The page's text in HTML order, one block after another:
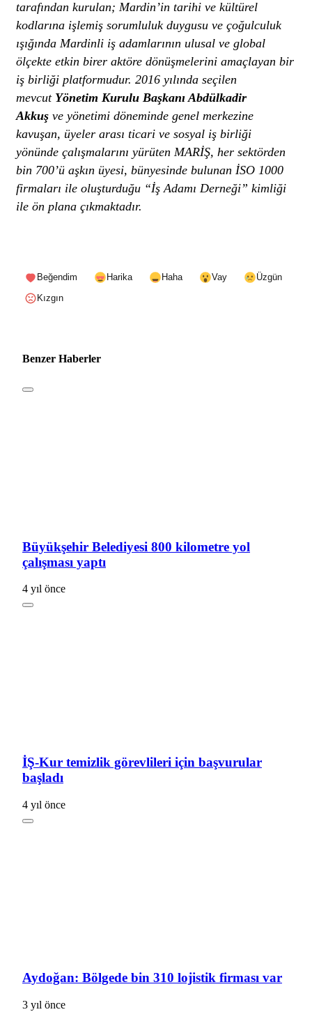
tarafından kurulan; Mardin’in tarihi ve kültürel
kodlarına işlemiş sorumluluk duygusu ve çoğulculuk
ışığında Mardinli iş adamlarının ulusal ve global
ölçekte etkin birer aktöre dönüşmelerini amaçlayan bir
iş birliği platformudur. 2016 yılında seçilen
mevcut Yönetim Kurulu Başkanı Abdülkadir
Akkuş ve yönetimi döneminde genel merkezine
kavuşan, üyeler arası ticari ve sosyal iş birliği
yönünde çalışmalarını yürüten MARİŞ, her sektörden
bin 700’ü aşkın üyesi, bünyesinde bulunan İSO 1000
firmaları ile oluşturduğu “İş Adamı Derneği” kimliği
ile ön plana çıkmaktadır.
Beğendim Harika Haha Vay
Üzgün
Kızgın
Benzer Haberler
Büyükşehir Belediyesi 800 kilometre yol
çalışması yaptı
4 yıl önce
İŞ-Kur temizlik görevlileri için başvurular
başladı
4 yıl önce
Aydoğan: Bölgede bin 310 lojistik firması var
3 yıl önce